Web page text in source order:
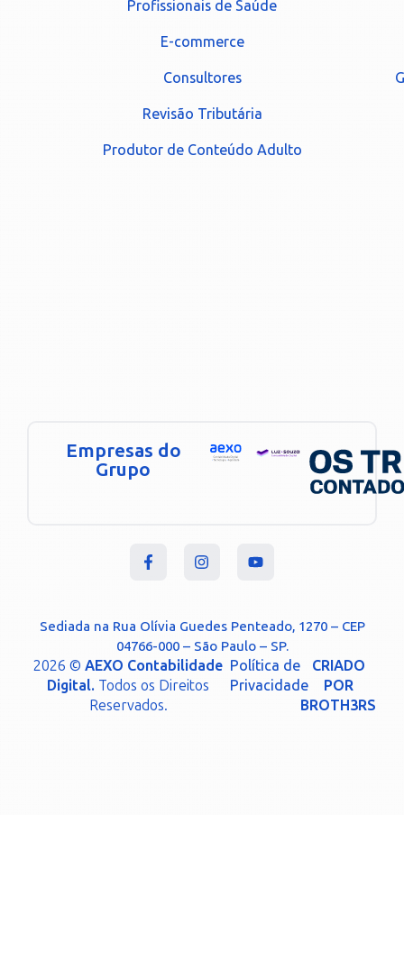
Profissionais de Saúde
E-commerce
Consultores
Revisão Tributária
Produtor de Conteúdo Adulto
Empresas do
Grupo
Sediada na Rua Olívia Guedes Penteado, 1270 – CEP
04766-000 – São Paulo – SP.
2026 ©AEXO Contabilidade
Digital. Todos os Direitos
Reservados.
Política de
Privacidade
CRIADO
POR
BROTH3RS